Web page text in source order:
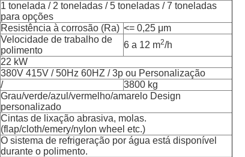
1 tonelada / 2 toneladas / 5 toneladas / 7 toneladas
para opções
Resistência à corrosão (Ra) <= 0,25 μm
Velocidade de trabalho de
polimento
6 a 12 m2/h
22 kW
380V 415V / 50Hz 60HZ / 3p ou Personalização
/
3800 kg
Grau/verde/azul/vermelho/amarelo Design
personalizado
Cintas de lixação abrasiva, molas.
(flap/cloth/emery/nylon wheel etc.)
O sistema de refrigeração por água está disponível
durante o polimento.